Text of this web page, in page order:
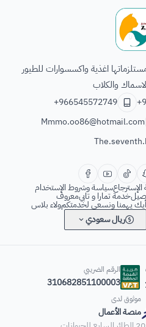
اغذية واكسسوارات للطيور
والكلاب
+966545572749
Mmmo.oo86@hotmail.com
سياسة وشروط الإستخدام
خدمة تمارا و تابيمعروف
يهمنا ونسعى لخدمتكمولاء بلاس
ريال سعودي
الرقم الضريبي
310682851100003
موثوق لدى
منصة الأعمال